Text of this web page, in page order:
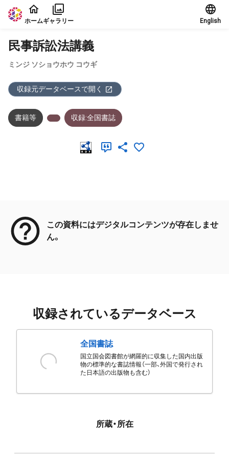
本文に飛ぶ
ホームギャラリー English
民事訴訟法講義
ミンジ ソショウホウ コウギ
収録元データベースで開く
書籍等 収録:全国書誌
この資料にはデジタルコンテンツが存在しませ
ん。
収録されているデータベース
全国書誌
国立国会図書館が網羅的に収集した国内出版
物の標準的な書誌情報（一部、外国で発行され
た日本語の出版物も含む）
所蔵・所在